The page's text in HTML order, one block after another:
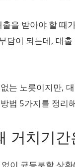
을 받아야 할 때
담이 되는데, 대
는 노릇이지만,
법 5가지를 정리
거치기